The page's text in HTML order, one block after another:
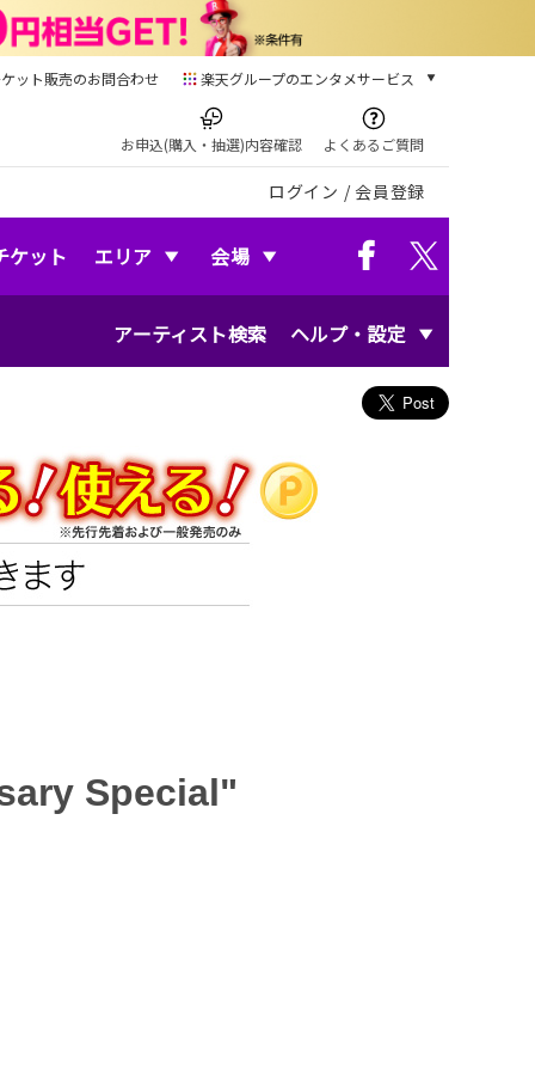
ット販売のお問合わせ 楽天グループのエンタメサービス
本/ゲーム/CD/DVD
楽天ブックス
電子書籍
楽天Kobo
音楽配信
Rakuten PLAY
無料テレビ
お申込(購入・抽選)内容確認 よくあるご質問
ログイン / 会員登録
ケット エリア 会場
アーティスト検索 ヘルプ・設定
Special"